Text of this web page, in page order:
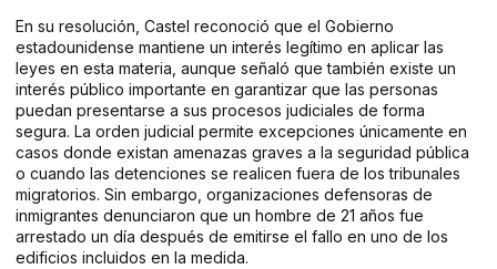
En su resolución, Castel reconoció que el Gobierno
estadounidense mantiene un interés legítimo en aplicar las
leyes en esta materia, aunque señaló que también existe un
interés público importante en garantizar que las personas
puedan presentarse a sus procesos judiciales de forma
segura. La orden judicial permite excepciones únicamente en
casos donde existan amenazas graves a la seguridad pública
o cuando las detenciones se realicen fuera de los tribunales
migratorios. Sin embargo, organizaciones defensoras de
inmigrantes denunciaron que un hombre de 21 años fue
arrestado un día después de emitirse el fallo en uno de los
edificios incluidos en la medida.